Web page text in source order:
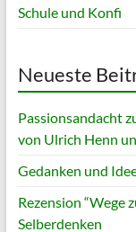
Schule und Konfi
Neueste
Passionsandacht
von Ulrich Henn
Gedanken und
Rezension “Wege
Selberdenken